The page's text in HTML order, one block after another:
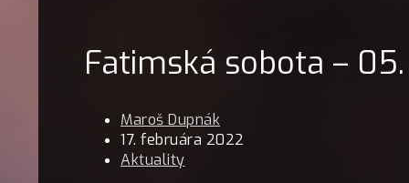
Fatimská sobota –
Maroš Dupnák
17. februára 2022
Aktuality